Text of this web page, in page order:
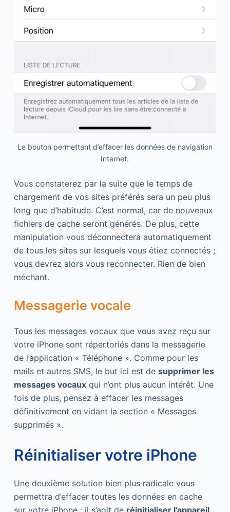
Le bouton permettant d’effacer les données de navigation
Internet.
Vous constaterez par la suite que le temps de
chargement de vos sites préférés sera un peu plus
long que d’habitude. C’est normal, car de nouveaux
fichiers de cache seront générés. De plus, cette
manipulation vous déconnectera automatiquement
de tous les sites sur lesquels vous étiez connectés ;
vous devrez alors vous reconnecter. Rien de bien
méchant.
Messagerie vocale
Tous les messages vocaux que vous avez reçu sur
votre iPhone sont répertoriés dans la messagerie
de l’application « Téléphone ». Comme pour les
mails et autres SMS, le but ici est de supprimer les
messages vocauxqui n’ont plus aucun intérêt. Une
fois de plus, pensez à effacer les messages
définitivement en vidant la section « Messages
supprimés ».
Réinitialiser votre iPhone
Une deuxième solution bien plus radicale vous
permettra d’effacer toutes les données en cache
sur votre iPhone : il s’agit de réinitialiser l’appareil.